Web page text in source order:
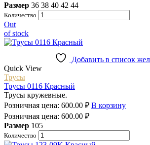
Размер 36 38 40 42 44
Количество
Out
of stock
Добавить в список
Quick View
Трусы
Трусы 0116 Красный
Трусы кружевные.
Розничная цена: 600.00 ₽ В корзину
Розничная цена: 600.00 ₽
Размер 105
Количество